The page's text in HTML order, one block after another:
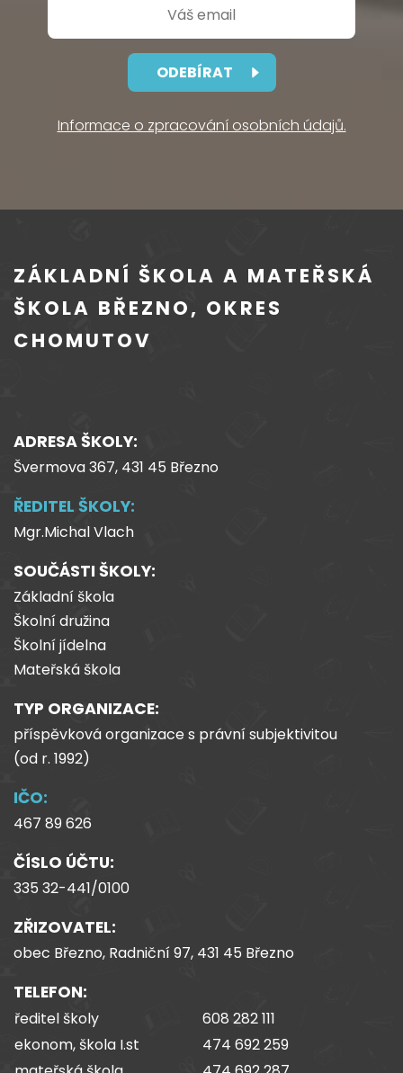
ODEBÍRAT
Informace o zpracování osobních údajů.
ZÁKLADNÍ ŠKOLA A MATEŘSKÁ
ŠKOLA BŘEZNO, OKRES
CHOMUTOV
ADRESA ŠKOLY:
Švermova 367, 431 45 Březno
ŘEDITEL ŠKOLY:
Mgr.Michal Vlach
SOUČÁSTI ŠKOLY:
Základní škola
Školní družina
Školní jídelna
Mateřská škola
TYP ORGANIZACE:
příspěvková organizace s právní subjektivitou
(od r. 1992)
IČO:
467 89 626
ČÍSLO ÚČTU:
335 32-441/0100
ZŘIZOVATEL:
obec Březno, Radniční 97, 431 45 Březno
TELEFON:
ředitel školy
608 282 111
ekonom, škola I.st
474 692 259